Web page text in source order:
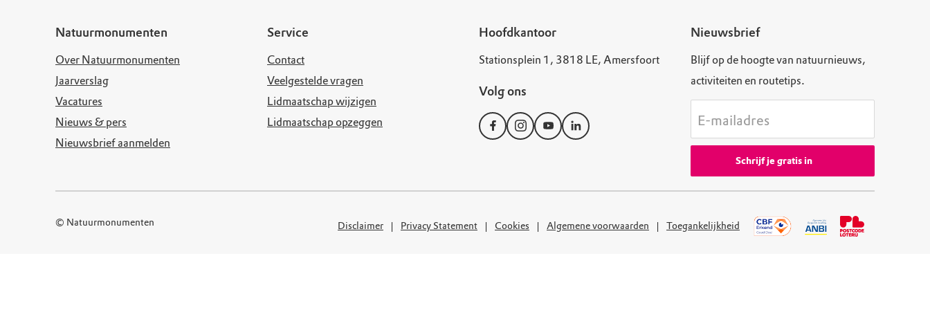
Zoeken op de kaart
Toegang en bezoek
Wat is OERRR?
Jaarverslag
Natuurmonumenten
Over Natuurmonumenten
Jaarverslag
Vacatures
Nieuws & pers
Nieuwsbrief aanmelden
Service
Contact
Veelgestelde vragen
Lidmaatschap wijzigen
Lidmaatschap opzeggen
Hoofdkantoor
Stationsplein 1, 3818 LE, Amersfoort
Volg ons
Nieuwsbrief
Blijf op de hoogte van natuurnieuws,
activiteiten en routetips.
E-mailadres
Schrijf je gratis in
© Natuurmonumenten Disclaimer Privacy Statement Cookies Algemene voorwaarden Toegankelijkheid